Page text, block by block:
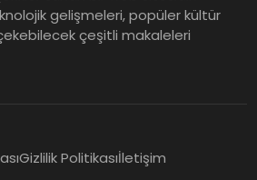
gelişmeleri, popüler kültür
çeşitli makaleleri
Gizlilik Politikasıİletişim